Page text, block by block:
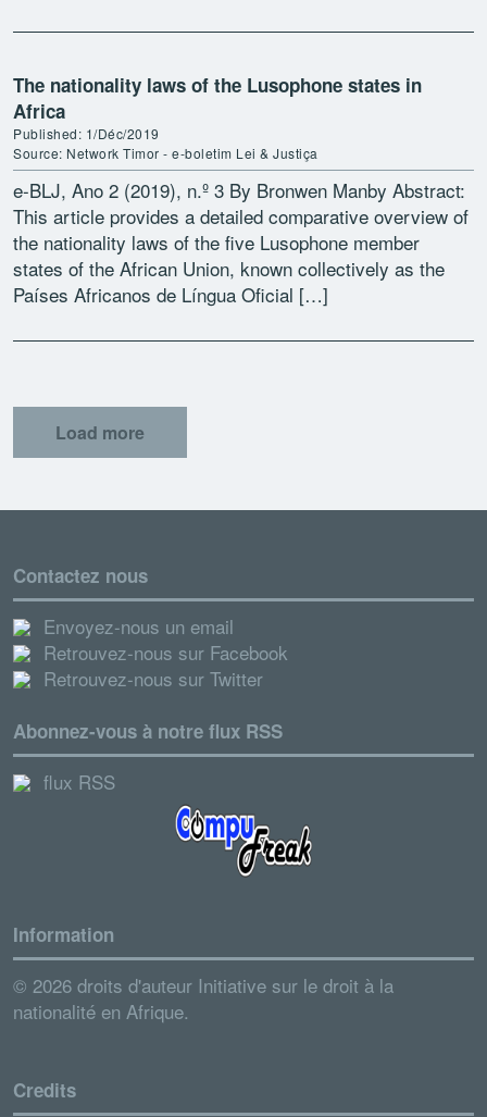
The nationality laws of the Lusophone states in
Africa
Published: 1/Déc/2019
Source: Network Timor - e-boletim Lei & Justiça
e-BLJ, Ano 2 (2019), n.º 3 By Bronwen Manby Abstract:
This article provides a detailed comparative overview of
the nationality laws of the five Lusophone member
states of the African Union, known collectively as the
Países Africanos de Língua Oficial […]
Load more
Contactez nous
Envoyez-nous un email
Retrouvez-nous sur Facebook
Retrouvez-nous sur Twitter
Abonnez-vous à notre flux RSS
flux RSS
Information
© 2026 droits d'auteur Initiative sur le droit à la
nationalité en Afrique.
Credits